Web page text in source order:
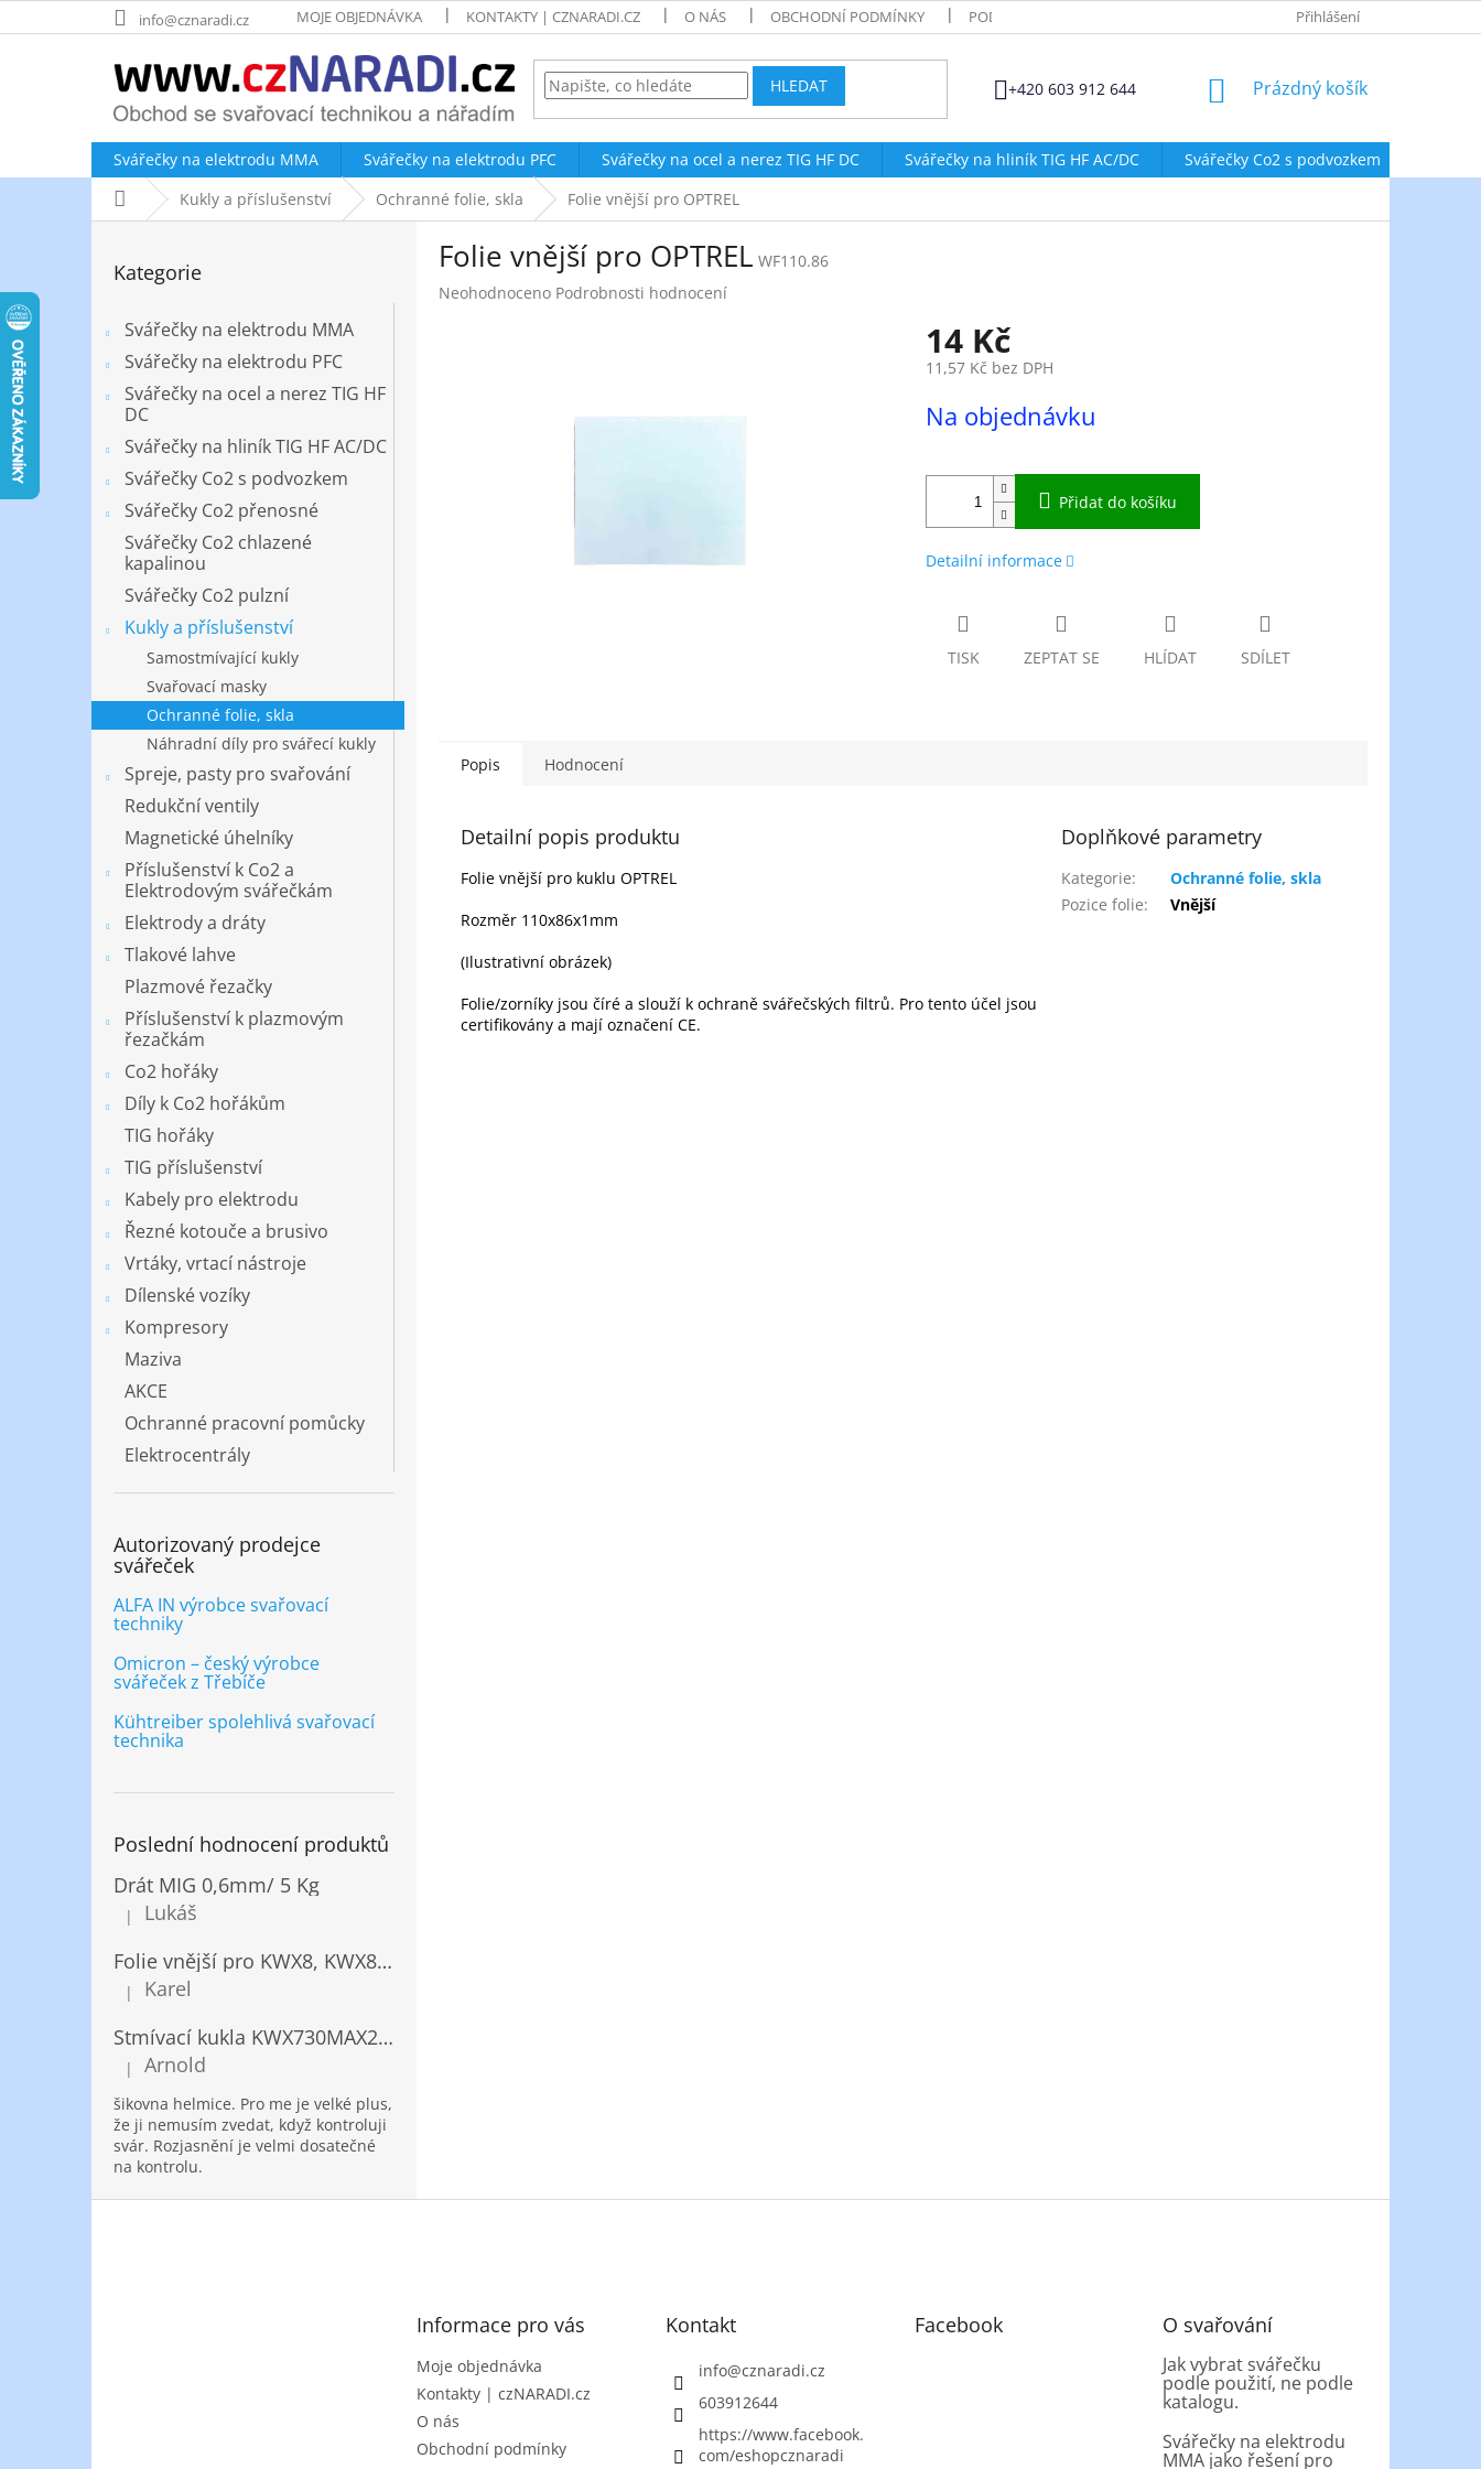
na
info@cznaradi.cz MOJE OBJEDNÁVKA KONTAKTY | CZNARADI.CZ O NÁS OBCHODNÍ PODMÍNKY PODMÍNKY OCHRANY OSOBNÍCH ÚDAJŮ ZÁSADY POUŽÍVÁNÍ
Přihlášení
HLEDAT +420 603 912 644
NÁKUPNÍ
Prázdný košík
Svářečky na elektrodu MMA Svářečky na elektrodu PFC Svářečky na ocel a nerez TIG HF DC Svářečky na hliník TIG HF AC/DC Svářečky Co2 s podvozkem
Domů Kukly a příslušenství Ochranné folie, skla Folie vnější pro OPTREL
kategorie
Kategorie
Svářečky na elektrodu MMA
Svářečky na elektrodu PFC
Svářečky na ocel a nerez TIG HF
DC
Svářečky na hliník TIG HF AC/DC
Svářečky Co2 s podvozkem
Svářečky Co2 přenosné
Svářečky Co2 chlazené
kapalinou
Svářečky Co2 pulzní
Kukly a příslušenství
Samostmívající kukly
Svařovací masky
Ochranné folie, skla
Náhradní díly pro svářecí kukly
Spreje, pasty pro svařování
Redukční ventily
Magnetické úhelníky
Příslušenství k Co2 a
Elektrodovým svářečkám
Elektrody a dráty
Tlakové lahve
Plazmové řezačky
Příslušenství k plazmovým
řezačkám
Co2 hořáky
Díly k Co2 hořákům
TIG hořáky
TIG příslušenství
Kabely pro elektrodu
Řezné kotouče a brusivo
Vrtáky, vrtací nástroje
Dílenské vozíky
Kompresory
Maziva
AKCE
Ochranné pracovní pomůcky
Elektrocentrály
Autorizovaný prodejce
svářeček
ALFA IN výrobce svařovací
techniky
Omicron – český výrobce
svářeček z Třebíče
Kühtreiber spolehlivá svařovací
technika
Poslední hodnocení produktů
Drát MIG 0,6mm/ 5 Kg
Hodnocení produktu je 5 z 5 hvězdiček.
|
Lukáš
Folie vnější pro KWX8, KWX820/ 10ks
Hodnocení produktu je 5 z 5 hvězdiček.
|
Karel
Stmívací kukla KWX730MAX2,5!® + NANOClean
Hodnocení produktu je 5 z 5 hvězdiček.
| Arnold
šikovna helmice. Pro me je velké plus,
že ji nemusím zvedat, když kontroluji
svár. Rozjasnění je velmi dosatečné
na kontrolu.
Folie vnější pro OPTREL WF110.86
Průměrné
Neohodnoceno Podrobnosti hodnocení
14 Kč
11,57 Kč bez DPH
cena:
Na objednávku
Přidat do košíku
Detailní informace
TISK ZEPTAT SE HLÍDAT SDÍLET
Popis Hodnocení
Detailní popis produktu
Folie vnější pro kuklu OPTREL
Rozměr 110x86x1mm
(Ilustrativní obrázek)
Folie/zorníky jsou číré a slouží k ochraně svářečských filtrů. Pro tento účel jsou
certifikovány a mají označení CE.
Doplňkové parametry
Kategorie:
Ochranné folie, skla
Pozice folie: Vnější
Informace pro vás
Moje objednávka
Kontakty | czNARADI.cz
O nás
Obchodní podmínky
Kontakt
info@cznaradi.cz
603912644
https://www.facebook.
com/eshopcznaradi
Facebook O svařování
Jak vybrat svářečku
podle použití, ne podle
katalogu.
Svářečky na elektrodu
MMA jako řešení pro